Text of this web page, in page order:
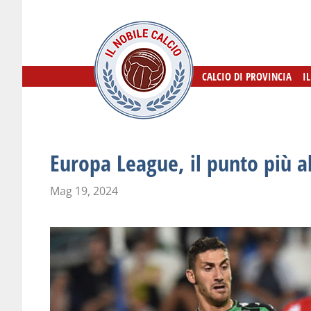
CALCIO DI PROVINCIA
CALCIO DI PROVINCIA
Europa League, il punto più
Mag 19, 2024